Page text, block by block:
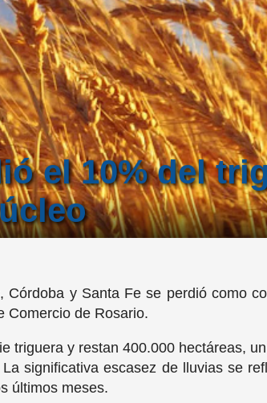
el 10% del
y Santa Fe se perdió como
Comercio de Rosario.
triguera y restan 400.000 hectáreas,
significativa escasez de lluvias se
últimos meses.